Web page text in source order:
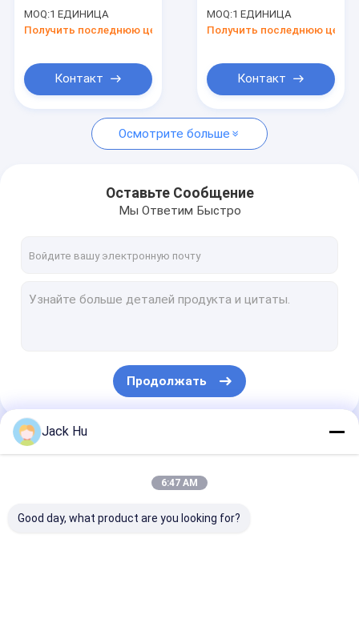
Новости
Спросите цитату
Шина рисбермы авиапорта
Самоходные лестницы пассажира
Грузовик для туалета
Шина пассажира авиапорта
шины 110
авиапорта тела
MOQ:1 ЕДИНИЦА
Получить последнюю цену
Контакт
сплава 77
пассажиров Aero
MOQ:1 ЕДИНИЦА
Получить последнюю цену
Контакт
Осмотрите больше
Оставьте Сообщение
Мы Ответим Быстро
Продолжать
Наши Категории
Jack Hu
6:47 AM
Good day, what product are you looking for?